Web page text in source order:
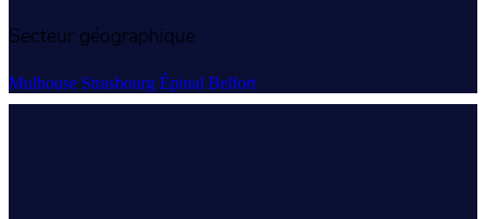
Secteur géographique
Mulhouse Strasbourg Épinal Belfort